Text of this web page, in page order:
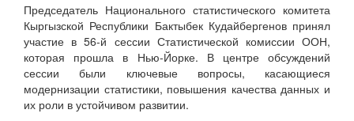
Председатель Национального статистического комитета
Кыргызской Республики Бактыбек Кудайбергенов принял
участие в 56-й сессии Статистической комиссии ООН,
которая прошла в Нью-Йорке. В центре обсуждений
сессии были ключевые вопросы, касающиеся
модернизации статистики, повышения качества данных и
их роли в устойчивом развитии.